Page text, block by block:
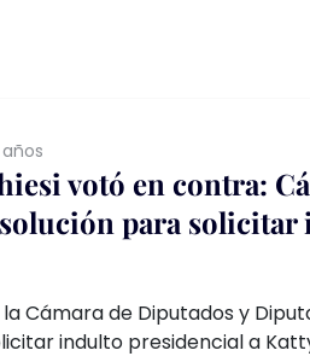
de Araya.
votó en contra:
para solicitar
Cámara de Diputados y
indulto presidencial a